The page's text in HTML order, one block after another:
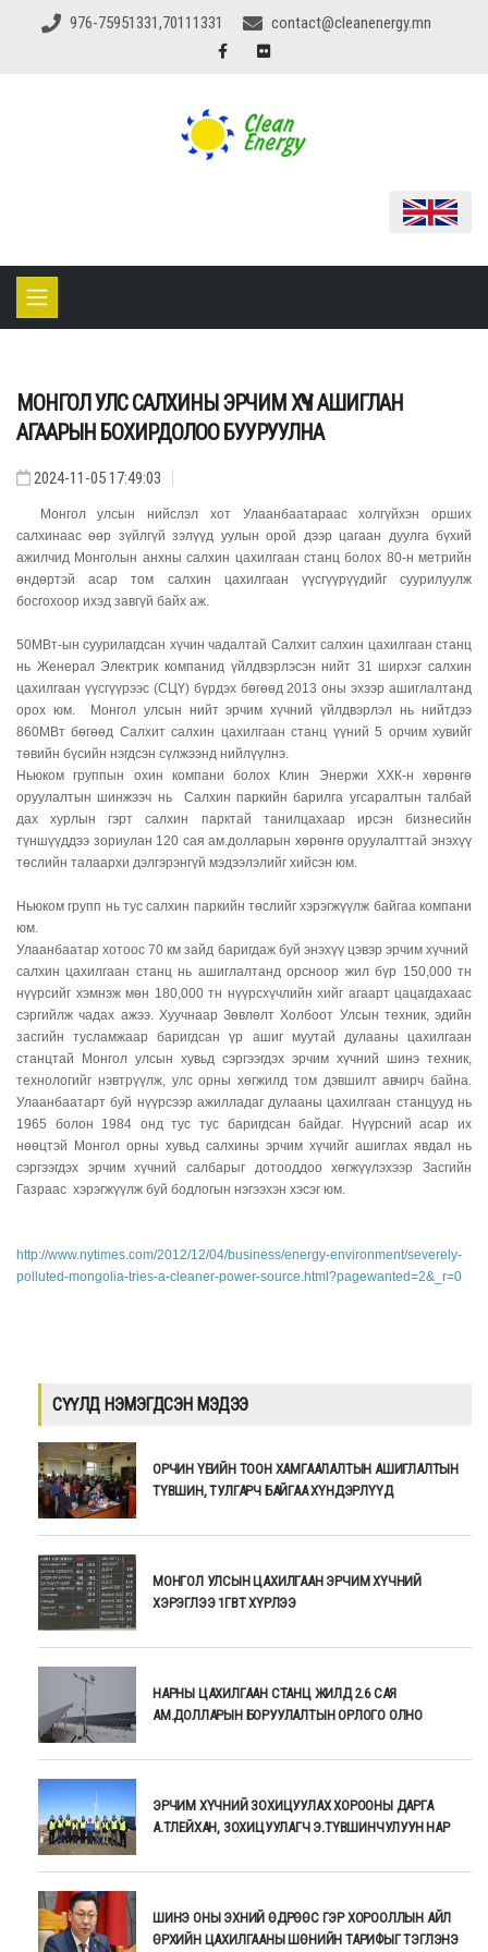
976-75951331,70111331 contact@cleanenergy.mn
МОНГОЛ УЛС САЛХИНЫ ЭРЧИМ ХҮЧ АШИГЛАН
АГААРЫН БОХИРДОЛОО БУУРУУЛНА
2024-11-05 17:49:03
Монгол улсын нийслэл хот Улаанбаатараас холгүйхэн орших
салхинаас өөр зүйлгүй зэлүүд уулын орой дээр цагаан дуулга бүхий
ажилчид Монголын анхны салхин цахилгаан станц болох 80-н метрийн
өндөртэй асар том салхин цахилгаан үүсгүүрүүдийг суурилуулж
босгохоор ихэд завгүй байх аж.
50МВт-ын суурилагдсан хүчин чадалтай Салхит салхин цахилгаан станц
нь Женерал Электрик компанид үйлдвэрлэсэн нийт 31 ширхэг салхин
цахилгаан үүсгүүрээс (СЦҮ) бүрдэх бөгөөд 2013 оны эхээр ашиглалтанд
орох юм. Монгол улсын нийт эрчим хүчний үйлдвэрлэл нь нийтдээ
860МВт бөгөөд Салхит салхин цахилгаан станц үүний 5 орчим хувийг
төвийн бүсийн нэгдсэн сүлжээнд нийлүүлнэ.
Ньюком группын охин компани болох Клин Энержи ХХК-н хөрөнгө
оруулалтын шинжээч нь Салхин паркийн барилга угсаралтын талбай
дах хурлын гэрт салхин парктай танилцахаар ирсэн бизнесийн
түншүүддээ зориулан 120 сая ам.долларын хөрөнгө оруулалттай энэхүү
төслийн талаархи дэлгэрэнгүй мэдээлэлийг хийсэн юм.
Ньюком групп нь тус салхин паркийн төслийг хэрэгжүүлж байгаа компани
юм.
Улаанбаатар хотоос 70 км зайд баригдаж буй энэхүү цэвэр эрчим хүчний
салхин цахилгаан станц нь ашиглалтанд орсноор жил бүр 150,000 тн
нүүрсийг хэмнэж мөн 180,000 тн нүүрсхүчлийн хийг агаарт цацагдахаас
сэргийлж чадах ажээ. Хуучнаар Зөвлөлт Холбоот Улсын техник, эдийн
засгийн тусламжаар баригдсан үр ашиг муутай дулааны цахилгаан
станцтай Монгол улсын хувьд сэргээгдэх эрчим хүчний шинэ техник,
технологийг нэвтрүүлж, улс орны хөгжилд том дэвшилт авчирч байна.
Улаанбаатарт буй нүүрсээр ажилладаг дулааны цахилгаан станцууд нь
1965 болон 1984 онд тус тус баригдсан байдаг. Нүүрсний асар их
нөөцтэй Монгол орны хувьд салхины эрчим хүчийг ашиглах явдал нь
сэргээгдэх эрчим хүчний салбарыг дотооддоо хөгжүүлэхээр Засгийн
Газраас хэрэгжүүлж буй бодлогын нэгээхэн хэсэг юм.
http://www.nytimes.com/2012/12/04/business/energy-environment/severely-
polluted-mongolia-tries-a-cleaner-power-source.html?pagewanted=2&_r=0
СҮҮЛД НЭМЭГДСЭН МЭДЭЭ
ОРЧИН ҮЕИЙН ТООН ХАМГААЛАЛТЫН АШИГЛАЛТЫН
ТҮВШИН, ТУЛГАРЧ БАЙГАА ХҮНДЭРЛҮҮД
МОНГОЛ УЛСЫН ЦАХИЛГААН ЭРЧИМ ХҮЧНИЙ
ХЭРЭГЛЭЭ 1ГВТ ХҮРЛЭЭ
НАРНЫ ЦАХИЛГААН СТАНЦ ЖИЛД 2.6 САЯ
АМ.ДОЛЛАРЫН БОРУУЛАЛТЫН ОРЛОГО ОЛНО
ЭРЧИМ ХҮЧНИЙ ЗОХИЦУУЛАХ ХОРООНЫ ДАРГА
А.ТЛЕЙХАН, ЗОХИЦУУЛАГЧ Э.ТҮВШИНЧУЛУУН НАР
ШИНЭ ОНЫ ЭХНИЙ ӨДРӨӨС ГЭР ХОРООЛЛЫН АЙЛ
ӨРХИЙН ЦАХИЛГААНЫ ШӨНИЙН ТАРИФЫГ ТЭГЛЭНЭ